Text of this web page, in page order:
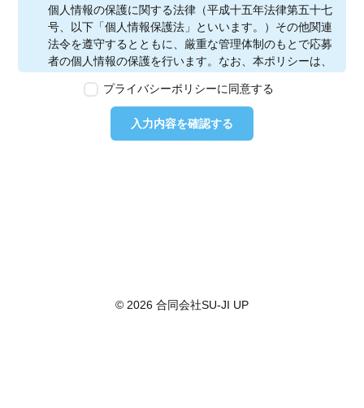
個人情報の保護に関する法律（平成十五年法律第五十七
号、以下「個人情報保護法」といいます。）その他関連
法令を遵守するとともに、厳重な管理体制のもとで応募
者の個人情報の保護を行います。なお、本ポリシーは、
のとします。
第2条　個人情報の定義
本ポリシーにおいて「個人情報」とは、個人情報保護法
利用の停止、消去及び第三者への提供の停止を行うこと
プライバシーポリシーに同意する
入力内容を確認する
© 2026 合同会社SU-JI UP